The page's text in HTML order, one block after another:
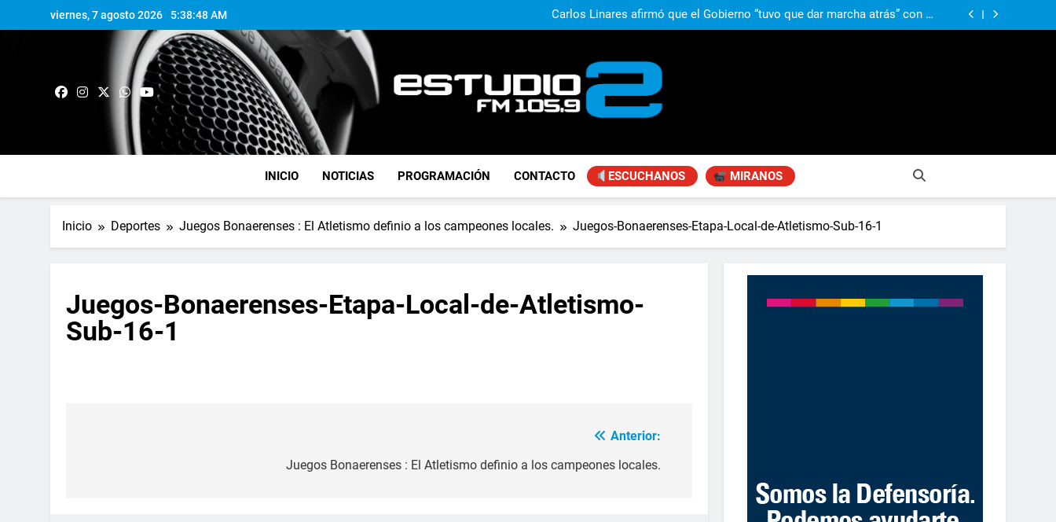
viernes, 7 agosto 2026 5:38:48 AM
muestra un problema que puede volver a generar déficit”
Carlos Linares afirmó que el Gobierno “tuvo que dar marcha atrás” con la
ley de tierras y advirtió un cambio de clima político entre los gobernadores
Paco Olveira cuestionó la visita de León XIV a la Argentina: “Hubiera
muestra un problema que puede volver a generar déficit”
Carlos Linares afirmó que el Gobierno “tuvo que dar marcha atrás” con la
ley de tierras y advirtió un cambio de clima político entre los gobernadores
Paco Olveira cuestionó la visita de León XIV a la Argentina: “Hubiera
FM Estudio 2
INICIO NOTICIAS PROGRAMACIÓN CONTACTO ESCUCHANOS MIRANOS
Inicio Deportes Juegos Bonaerenses : El Atletismo definio a los campeones locales. Juegos-Bonaerenses-Etapa-Local-de-Atletismo-Sub-16-1
Juegos-Bonaerenses-Etapa-Local-de-Atletismo-
Sub-16-1
Anterior:
Juegos Bonaerenses : El Atletismo definio a los campeones locales.